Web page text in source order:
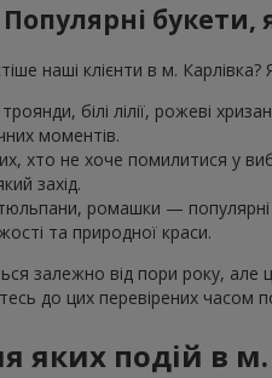
Популярні букети,
наші клієнти в м.
білі лілії, рожеві
моментів.
хто не хоче помилитися у
захід.
тюльпани, ромашки —
та природної краси.
залежно від пори року,
до цих перевірених часом
яких подій в